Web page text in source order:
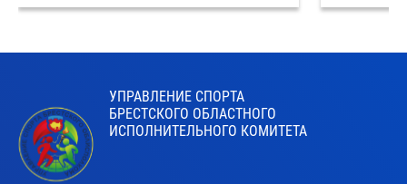
УПРАВЛЕНИЕ СПОРТА
БРЕСТСКОГО ОБЛАСТНОГО
ИСПОЛНИТЕЛЬНОГО КОМИТЕТА